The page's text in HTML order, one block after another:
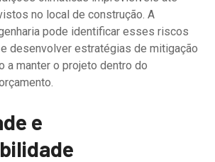
no local de construção. A
pode identificar esses riscos
desenvolver estratégias de mitigação
a manter o projeto dentro do
e